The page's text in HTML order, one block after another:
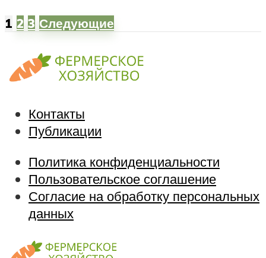
1 2 3 Следующие
Контакты
Публикации
Политика конфиденциальности
Пользовательское соглашение
Согласие на обработку персональных
данных